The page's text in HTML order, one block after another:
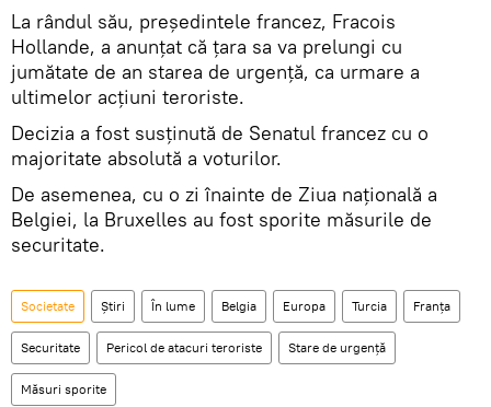
La rândul său, președintele francez, Fracois
Hollande, a anunțat că țara sa va prelungi cu
jumătate de an starea de urgență, ca urmare a
ultimelor acțiuni teroriste.
Decizia a fost susținută de Senatul francez cu o
majoritate absolută a voturilor.
De asemenea, cu o zi înainte de Ziua națională a
Belgiei, la Bruxelles au fost sporite măsurile de
securitate.
Societate Știri În lume Belgia Europa Turcia Franța
Securitate Pericol de atacuri teroriste Stare de urgență
Măsuri sporite